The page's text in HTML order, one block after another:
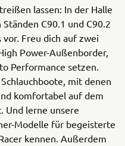
lassen: In der Halle
C90.1 und C90.2
Freu dich auf zwei
Power-Außenborder,
Performance setzen.
mit denen
komfortabel auf dem
Und lerne unsere
Modelle für begeisterte
kennen. Außerdem